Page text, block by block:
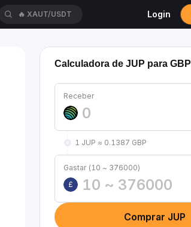
🔥 XAUT/USDT Login
Calculadora de JUP para GBP
Receber
1 JUP ≈ 0.1387 GBP
Gastar (10 ~ 376000)
£
Comprar JUP